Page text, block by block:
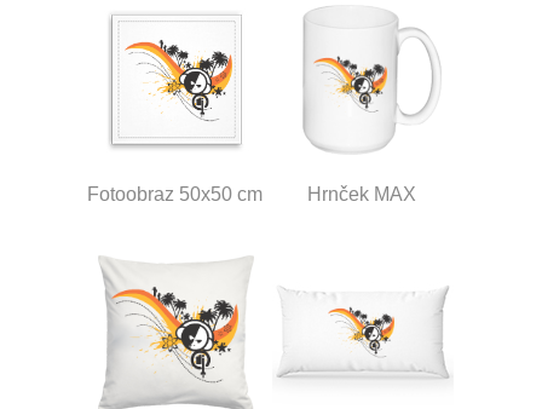
Fotoobraz 50x50 cm Hrnček MAX